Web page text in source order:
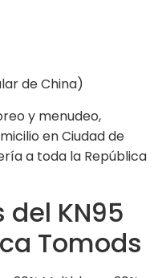
de China)
y menudeo,
en Ciudad de
a toda la República
KN95
Tomods